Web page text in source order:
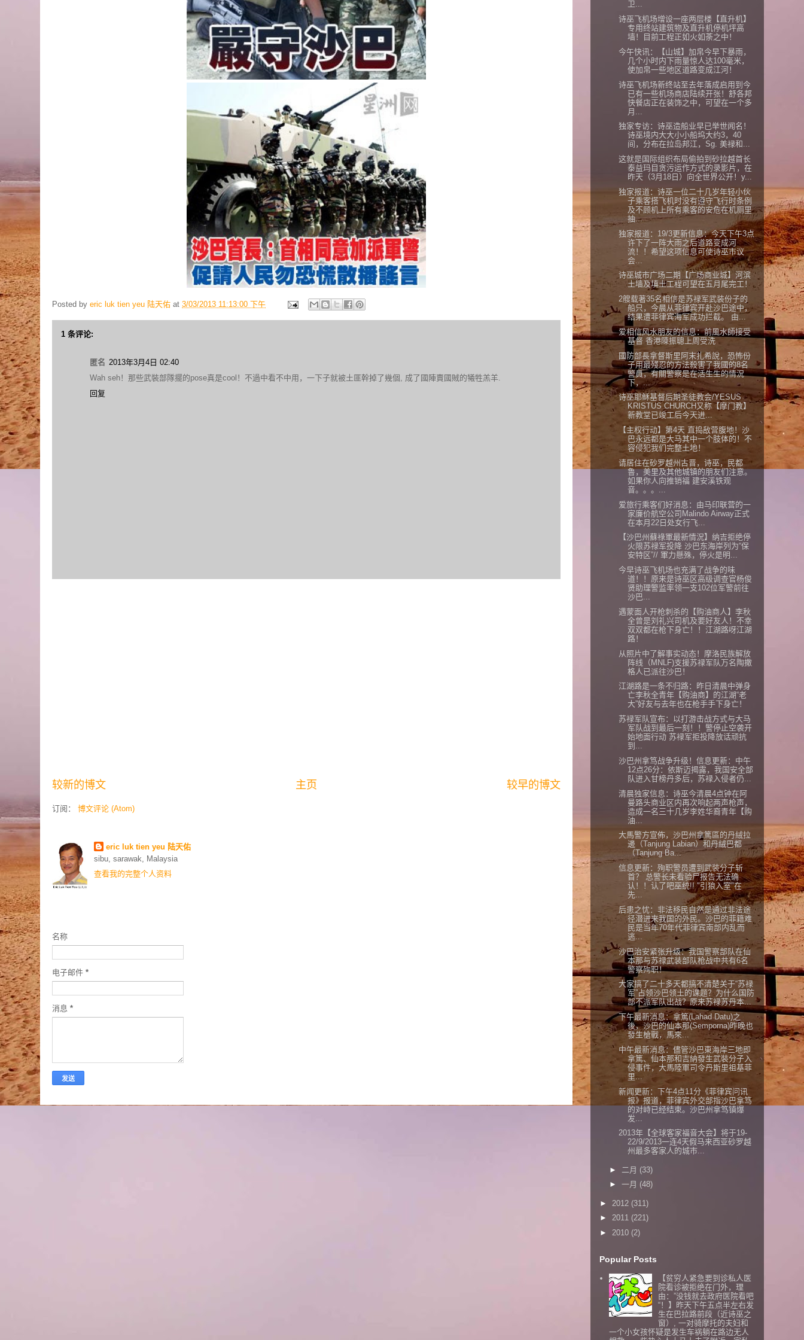
Posted by eric luk tien yeu 陆天佑 at 3/03/2013 11:13:00 下午
1 条评论:
匿名 2013年3月4日 02:40
Wah seh！那些武裝部隊擺的pose真是cool！不過中看不中用，一下子就被土匪幹掉了幾個, 成了國陣賣國賊的犧牲羔羊.
回复
较新的博文 较早的博文
主页
订阅： 博文评论 (Atom)
eric luk tien yeu 陆天佑
sibu, sarawak, Malaysia
查看我的完整个人资料
名称
电子邮件 *
消息 *
卫...
诗巫飞机场增设一座两层楼【直升机】
专用终站建筑物及直升机停机坪高
墙！目前工程正如火如荼之中！
今午快讯：【山城】加帛今早下暴雨，
几个小时内下雨量惊人达100毫米，
使加帛一些地区道路变成江河！
诗巫飞机场新终站至去年落成启用到今
已有一些机场商店陆续开张！舒各邦
快餐店正在装饰之中，可望在一个多
月...
独家专访：诗巫造船业早已举世闻名！
诗巫境内大大小小船坞大约3，40
间，分布在拉岛邦江，Sg. 美禄和...
这就是国际组织布局偷拍到砂拉越首长
泰益玛目贪污运作方式的录影片，在
昨天（3月18日）向全世界公开！y...
独家报道：诗巫一位二十几岁年轻小伙
子乘客搭飞机时没有遵守飞行时条例
及不顾机上所有乘客的安危在机厕里
抽...
独家报道：19/3更新信息：今天下午3点
许下了一阵大雨之后道路变成河
流！！希望这项信息可使诗巫市议
会...
诗巫城市广场二期【广场商业城】河滨
土墙及填土工程可望在五月尾完工！
2艘载著35名相信是苏禄军武装份子的
船只，今晨从菲律宾开赴沙巴途中，
结果遭菲律宾海军成功拦截。 由...
爱相信风水朋友的信息：前風水師接受
基督 香港陳振聰上周受洗
國防部長拿督斯里阿末扎希說，恐怖份
子用最殘忍的方法殺害了我國的8名
警員，有關警察是在活生生的情況
下，...
诗巫耶稣基督后期圣徒教会/YESUS
KRISTUS CHURCH又称【摩门教】
新教堂已竣工后今天进...
【主权行动】第4天 直捣敌营腹地！沙
巴永远都是大马其中一个肢体的！不
容侵犯我们完整土地！
请居住在砂罗越州古晋，诗巫，民都
鲁，美里及其他城镇的朋友们注意。
如果你人向推销福 建安溪铁观
音。。。...
爱旅行乘客们好消息：由马印联营的一
家廉价航空公司Malindo Airway正式
在本月22日处女行飞...
【沙巴州蘇祿軍最新情況】纳吉拒绝停
火限苏禄军投降 沙巴东海岸列为“保
安特区”// 軍力懸殊，停火是明...
今早诗巫飞机场也充满了战争的味
道！！原来是诗巫区高级调查官杨俊
贤助理警监率领一支102位军警前往
沙巴...
遇蒙面人开枪刺杀的【购油商人】李秋
全曾是刘礼兴司机及要好友人！不幸
双双都在枪下身亡！！江湖路呀江湖
路！
从照片中了解事实动态！摩洛民族解放
阵线（MNLF)支援苏禄军队万名陶撒
格人已派往沙巴！
江湖路是一条不归路：昨日清晨中弹身
亡李秋全青年【购油商】的江湖“老
大”好友与去年也在枪手手下身亡！
苏禄军队宣布：以打游击战方式与大马
军队战到最后一刻！！警停止空袭开
始地面行动 苏禄军拒投降放话顽抗
到...
沙巴州拿笃战争升级！信息更新：中午
12点26分：依斯迈揭露，我国安全部
队进入甘榜丹多后，苏禄入侵者仍...
清晨独家信息：诗巫今清晨4点钟在阿
曼路头商业区内再次响起两声枪声，
造成一名三十几岁李姓华裔青年【购
油...
大馬警方宣佈，沙巴州拿篤區的丹絨拉
邊（Tanjung Labian）和丹絨巴都
（Tanjung Ba...
信息更新：殉职警员遭到武装分子斩
首？ 总警长未看验尸报告无法确
认！！认了吧巫统!! "引狼入室"在
先...
后患之忧：非法移民自然是通过非法途
径潜进来我国的外民。沙巴的菲籍难
民是当年70年代菲律宾南部内乱而
逃...
沙巴治安紧张升级：我国警察部队在仙
本那与苏禄武装部队枪战中共有6名
警察殉职！
大家搞了二十多天都搞不清楚关于“苏禄
军”占领沙巴领土的课题？为什么国防
部不派军队出战？原来苏禄苏丹本...
下午最新消息：拿篤(Lahad Datu)之
後，沙巴的仙本那(Semporna)昨晚也
發生槍戰，馬來...
中午最新消息：儘管沙巴東海岸三地即
拿篤、仙本那和吉納發生武裝分子入
侵事件，大馬陸軍司令丹斯里祖基菲
里...
新闻更新：下午4点11分《菲律宾问讯
报》报道，菲律宾外交部指沙巴拿笃
的对峙已经结束。沙巴州拿笃镇爆
发...
2013年【全球客家福音大会】将于19-
22/9/2013一连4天假马来西亚砂罗越
州最多客家人的城市...
► 二月 (33)
► 一月 (48)
► 2012 (311)
► 2011 (221)
► 2010 (2)
Popular Posts
【贫穷人紧急要到诊私人医
院看诊被拒绝在门外，理
由：”没钱就去政府医院看吧
“！】昨天下午五点半左右发
生在巴拉路前段（近诗巫之
窗）, 一对骑摩托的夫妇和
一个小女孩怀疑是发生车祸躺在路边无人